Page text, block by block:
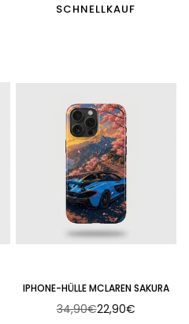
SCHNELLKAUF
IPHONE-HÜLLE MCLAREN SAKURA
Normaler
34,90€22,90€